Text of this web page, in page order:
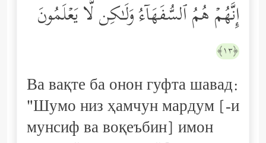
إِنَّهُمۡ هُمُ ٱلسُّفَهَاۤءُ وَلَـٰكِن لَّا یَعۡلَمُونَ
﴿١٣﴾
Ва вақте ба онон гуфта шавад:
"Шумо низ ҳамчун мардум [-и
мунсиф ва воқеъбин] имон